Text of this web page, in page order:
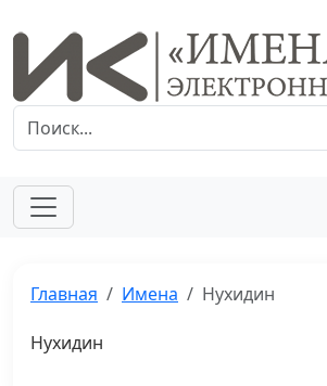
Главная Имена Нухидин
Нухидин